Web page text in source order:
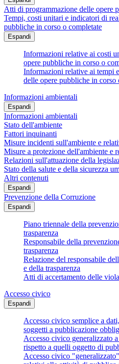
Atti di programmazione delle opere
Tempi, costi unitari e indicatori di
pubbliche in corso o completate
Espandi
Informazioni relative ai costi
opere pubbliche in corso o
Informazioni relative ai tempi
delle opere pubbliche in corso
Informazioni ambientali
Espandi
Informazioni ambientali
Stato dell'ambiente
Fattori inquinanti
Misure incidenti sull'ambiente e
Misure a protezione dell'ambiente e
Relazioni sull'attuazione della
Stato della salute e della sicurezza
Altri contenuti
Espandi
Prevenzione della Corruzione
Espandi
Piano triennale della
trasparenza
Responsabile della
trasparenza
Relazione del responsabile
e della trasparenza
Atti di accertamento delle
Accesso civico
Espandi
Accesso civico semplice a
soggetti a pubblicazione
Accesso civico generalizzato
rispetto a quelli oggetto di
Accesso civico